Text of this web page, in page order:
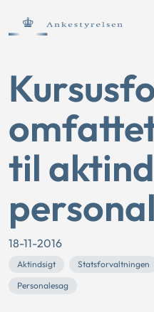
til
18-11-2016
Aktindsigt Statsforvaltningen
Personalesag